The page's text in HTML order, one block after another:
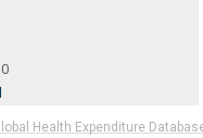
Health Expenditure